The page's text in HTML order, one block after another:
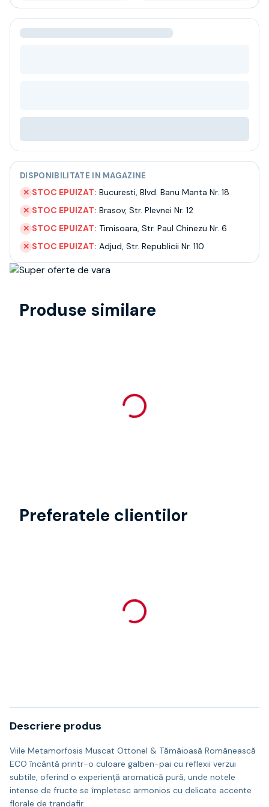
Ceai
Bacanie
Despre noi
Livrare
Termeni si conditii
Politica de confidentialitate
Intrebari frecvente
DISPONIBILITATE IN MAGAZINE
✕ STOC EPUIZAT: Bucuresti, Blvd. Banu Manta Nr. 18
✕ STOC EPUIZAT: Brasov, Str. Plevnei Nr. 12
✕ STOC EPUIZAT: Timisoara, Str. Paul Chinezu Nr. 6
✕ STOC EPUIZAT: Adjud, Str. Republicii Nr. 110
Produse similare
Preferatele clientilor
Descriere produs
Viile Metamorfosis Muscat Ottonel & Tămâioasă Românească
ECO încântă printr-o culoare galben-pai cu reflexii verzui
subtile, oferind o experiență aromatică pură, unde notele
intense de fructe se împletesc armonios cu delicate accente
florale de trandafir.